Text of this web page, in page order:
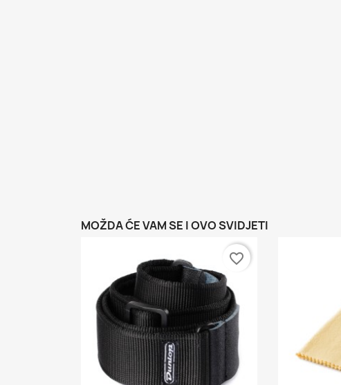
MOŽDA ĆE VAM SE I OVO SVIDJETI
favorite_border